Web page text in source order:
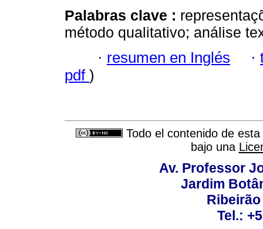
Palabras clave :
método qualitativo; análise
· resumen en Inglés ·
pdf )
Todo el contenido de
bajo una
Av. Professor
Jardim
Tel.: